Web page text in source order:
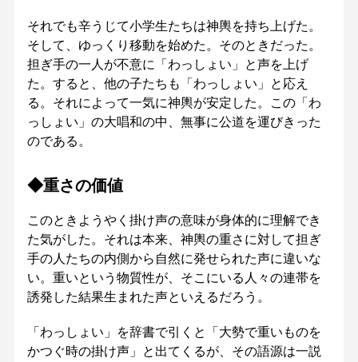
それでも辛うじて小学生たちは神輿を持ち上げた。
そして、ゆっくり移動を始めた。そのときだった。
担ぎ手の一人が不意に「わっしょい」と声を上げ
た。すると、他の子たちも「わっしょい」と応え
る。それによって一気に神輿が安定した。この「わ
っしょい」の大唱和の中、無事に公道を運びきった
のである。
◆重さの価値
このときようやく掛け声の意味が身体的に理解でき
た気がした。それは本来、神輿の重さに対して担ぎ
手の人たちの内側から自然に発せられた声に違いな
い。重いという物質性が、そこにいる人々の連帯を
誘発した結果生まれた声といえるだろう。
「わっしょい」を辞書で引くと「大勢で重いものを
かつぐ時の掛け声」と出てくるが、その語源は一説